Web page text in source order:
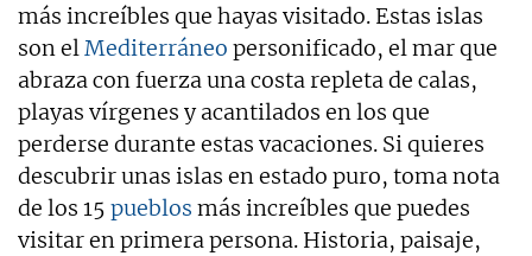
más increíbles que hayas visitado. Estas islas
son elMediterráneo personificado, el mar que
abraza con fuerza una costa repleta de calas,
playas vírgenes y acantilados en los que
perderse durante estas vacaciones. Si quieres
descubrir unas islas en estado puro, toma nota
de los 15 pueblos más increíbles que puedes
visitar en primera persona. Historia, paisaje,